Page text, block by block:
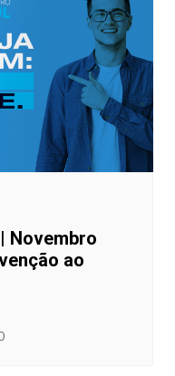
Novembro
ao